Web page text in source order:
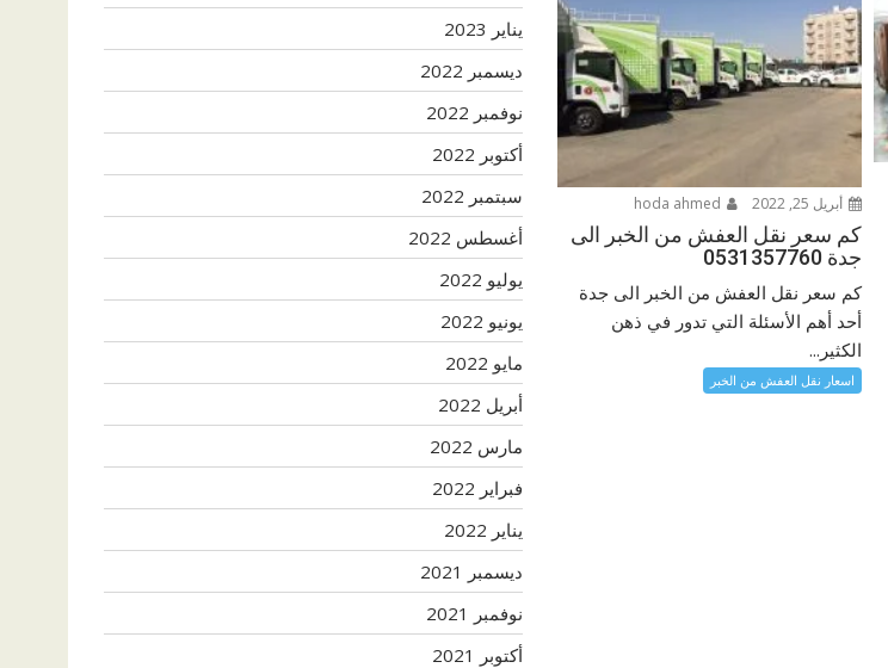
أبريل 25, 2022
كم سعر نقل العفش من الخبر الى
جدة 0531357760
كم سعر نقل العفش من الخبر الى جدة
أحد أهم الأسئلة التي تدور في ذهن
الكثير...
اسعار نقل العفش من الخبر
يناير 2023
ديسمبر 2022
نوفمبر 2022
أكتوبر 2022
سبتمبر 2022
أغسطس 2022
يوليو 2022
يونيو 2022
مايو 2022
أبريل 2022
مارس 2022
فبراير 2022
يناير 2022
ديسمبر 2021
نوفمبر 2021
أكتوبر 2021